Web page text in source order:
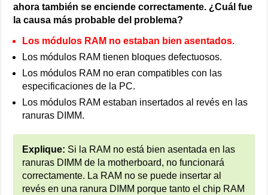
ahora también se enciende correctamente. ¿Cuál fue
la causa más probable del problema?
Los módulos RAM no estaban bien asentados.
Los módulos RAM tienen bloques defectuosos.
Los módulos RAM no eran compatibles con las
especificaciones de la PC.
Los módulos RAM estaban insertados al revés en las
ranuras DIMM.
Explique: Si la RAM no está bien asentada en las
ranuras DIMM de la motherboard, no funcionará
correctamente. La RAM no se puede insertar al
revés en una ranura DIMM porque tanto el chip RAM